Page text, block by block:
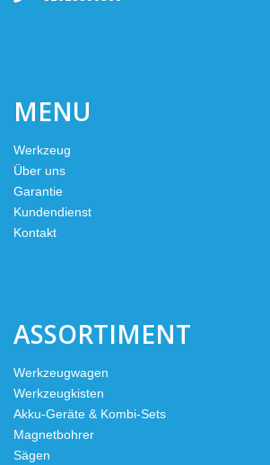
MENU
Werkzeug
Über uns
Garantie
Kundendienst
Kontakt
ASSORTIMENT
Werkzeugwagen
Werkzeugkisten
Akku-Geräte & Kombi-Sets
Magnetbohrer
Sägen